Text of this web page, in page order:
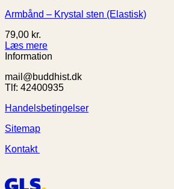
Armbånd – Krystal sten (Elastisk)
79,00 kr.
Læs mere
Information
mail@buddhist.dk
Tlf: 42400935
Handelsbetingelser
Sitemap
Kontakt